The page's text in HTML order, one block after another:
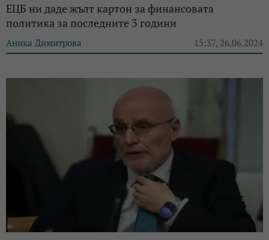
ЕЦБ ни даде жълт картон за финансовата
политика за последните 3 години
Аника Димитрова 15:37, 26.06.2024